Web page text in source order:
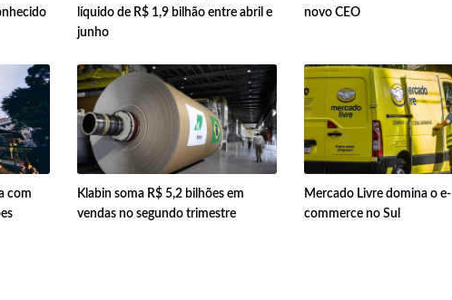
líquido de R$ 1,9 bilhão entre abril e
junho
novo CEO
com
Klabin soma R$ 5,2 bilhões em
vendas no segundo trimestre
Mercado Livre domina o e-
commerce no Sul